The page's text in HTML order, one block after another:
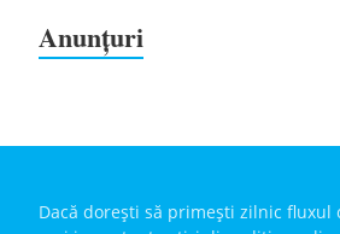
Anunțuri
Dacă dorești să primești zilnic fluxul